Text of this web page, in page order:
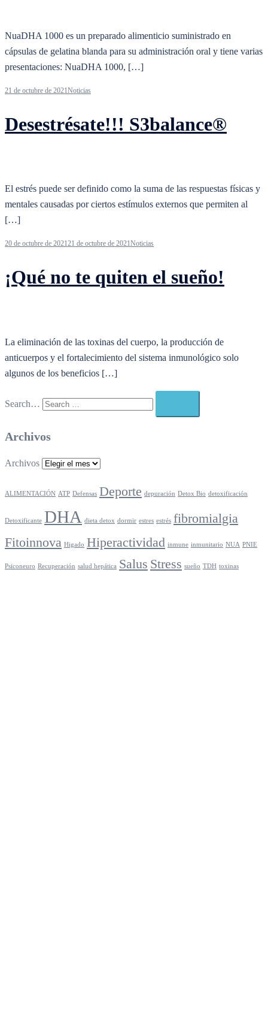
NuaDHA 1000 es un preparado alimenticio suministrado en
cápsulas de gelatina blanda para su administración oral y tiene varias
presentaciones: NuaDHA 1000, […]
21 de octubre de 2021Noticias
Desestrésate!!! S3balance®
El estrés puede ser definido como la suma de las respuestas físicas y
mentales causadas ​​por ciertos estímulos externos que permiten al
[…]
20 de octubre de 202121 de octubre de 2021Noticias
¡Qué no te quiten el sueño!
La eliminación de las toxinas del cuerpo, la producción de
anticuerpos y el fortalecimiento del sistema inmunológico solo
algunos de los beneficios […]
Search…
Archivos
Archivos
ALIMENTACIÓN ATP Defensas Deporte depuración Detox Bio detoxificación
Detoxificante DHA dieta detox dormir estres estrés fibromialgia
Fitoinnova Higado Hiperactividad inmune inmunitario NUA PNIE
Psiconeuro Recuperación salud hepática Salus Stress sueño TDH toxinas